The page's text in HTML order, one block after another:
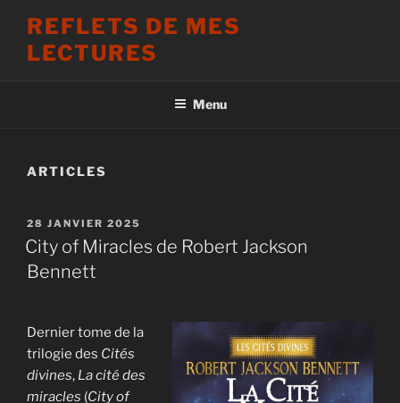
contenu
REFLETS DE MES
LECTURES
Menu
ARTICLES
PUBLIÉ
LE
28 JANVIER 2025
City of Miracles de Robert Jackson
Bennett
Dernier tome de la
trilogie des Cités
divines, La cité des
miracles (City of